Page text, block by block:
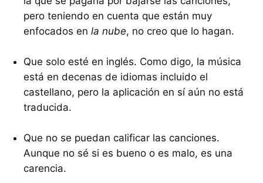
pero teniendo en cuenta que están muy
enfocados en la nube, no creo que lo hagan.
Que solo esté en inglés. Como digo, la música
está en decenas de idiomas incluido el
castellano, pero la aplicación en sí aún no está
traducida.
Que no se puedan calificar las canciones.
Aunque no sé si es bueno o es malo, es una
carencia.